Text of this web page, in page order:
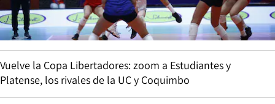
Vuelve la Copa Libertadores: zoom a Estudiantes y
Platense, los rivales de la UC y Coquimbo